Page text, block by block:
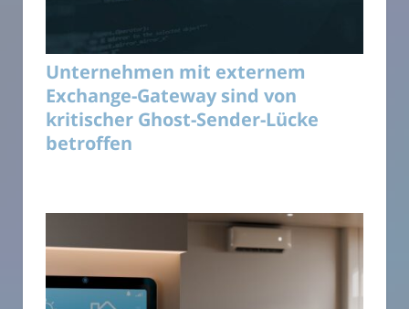
Unternehmen mit externem
Exchange-Gateway sind von
kritischer Ghost-Sender-Lücke
betroffen